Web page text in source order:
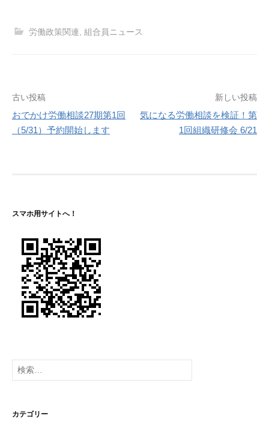
労働政策関連 組合員ニュース
投
稿
ー
ョ
ン
古い投稿
おでかけ労働相談27期第1回
（5/31）予約開始します
新しい投稿
気になる労働相談を検証！第
1回組織研修会 6/21
スマホ用サイトへ！
検
索:
カテゴリー